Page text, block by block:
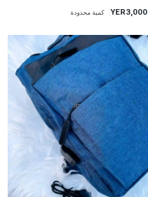
YER3,000 كمية محدودة